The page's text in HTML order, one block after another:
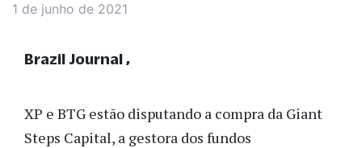
1 de junho de 2021
XP e BTG estão disputando a compra da Giant
Steps Capital, a gestora dos fundos
Brazil Journal